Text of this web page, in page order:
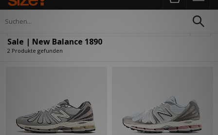
Home Sale | New Balance 1890
Sale | New Balance 1890
2 Produkte gefunden